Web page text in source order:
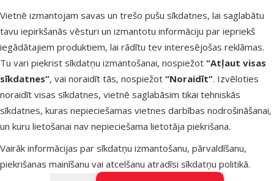
Vietnē izmantojam savas un trešo pušu sīkdatnes, lai saglabātu
tavu iepirkšanās vēsturi un izmantotu informāciju par iepriekš
iegādātajiem produktiem, lai rādītu tev interesējošas reklāmas.
Tu vari piekrist sīkdatņu izmantošanai, nospiežot “Atļaut visas
sīkdatnes”, vai noraidīt tās, nospiežot “Noraidīt”. Izvēloties
noraidīt visas sīkdatnes, vietnē saglabāsim tikai tehniskās
sīkdatnes, kuras nepieciešamas vietnes darbības nodrošināšanai,
un kuru lietošanai nav nepieciešama lietotāja piekrišana.
Vairāk informācijas par sīkdatņu izmantošanu, pārvaldīšanu,
piekrišanas mainīšanu vai atcelšanu atradīsi sīkdatņu politikā.
Dekoratīvs
augs akvārijam
– Avesa, C
izmērs, dažādi
veidi
Cena
4,49 €